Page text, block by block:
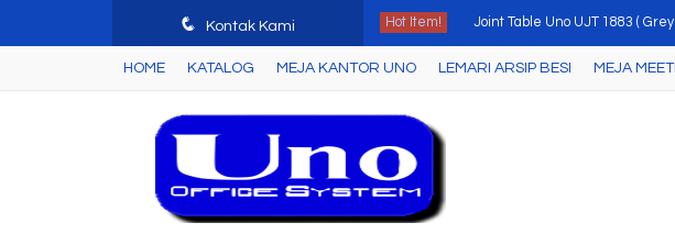
q Kontak Kami Hot Item! Joint Table Uno UJT 1883 ( Grey
Meja Meeting Elips Uno UCT
HOME KATALOG MEJA KANTOR UNO LEMARI ARSIP BESI MEJA